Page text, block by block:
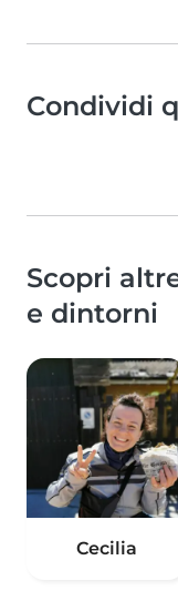
Condividi
Scopri
e dintorni
Cecilia